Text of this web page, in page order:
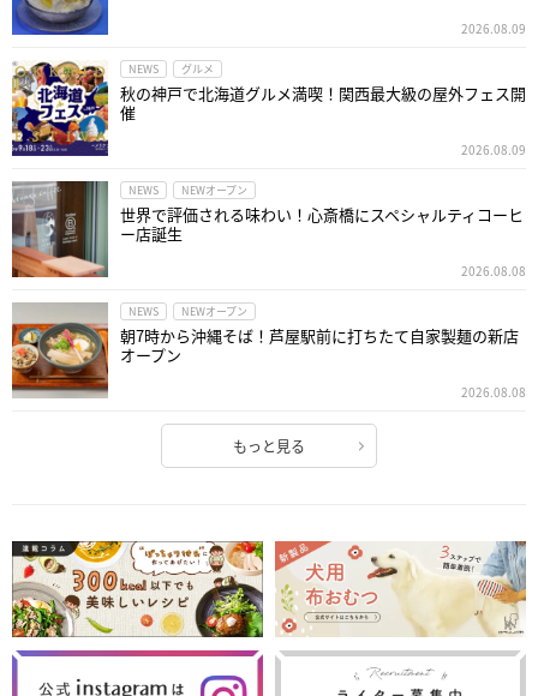
2026.08.09
NEWS グルメ
秋の神戸で北海道グルメ満喫！関西最大級の屋外フェス開
催
2026.08.09
NEWS NEWオープン
世界で評価される味わい！心斎橋にスペシャルティコーヒ
ー店誕生
2026.08.08
NEWS NEWオープン
朝7時から沖縄そば！芦屋駅前に打ちたて自家製麺の新店
オープン
2026.08.08
もっと見る